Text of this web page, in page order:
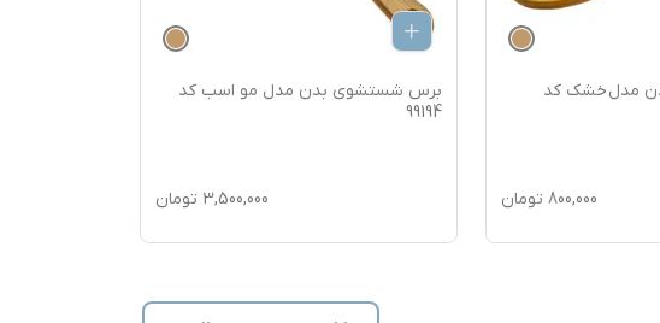
مدل خشک کد
800,000 تومان
برس شستشوی بدن مدل مو اسب کد
99194
3,500,000 تومان